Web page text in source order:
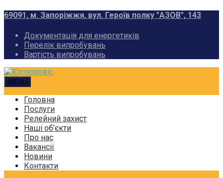
69091, м. Запоріжжя, вул. Героїв полку "АЗОВ", 143
Документація для енергетиків
Перелік випробувань
Вартість випробувань
MENU
Головна
Послуги
Релейний захист
Наші об’єкти
Про нас
Вакансії
Новини
Контакти